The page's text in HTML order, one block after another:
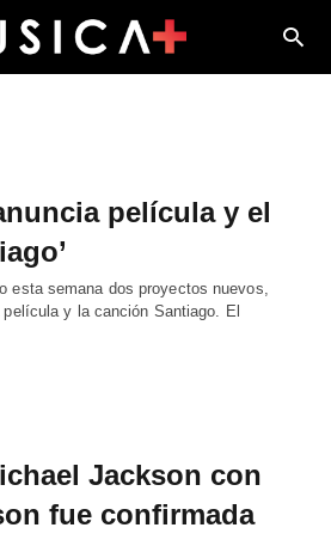
película y el
esta semana dos proyectos nuevos,
y la canción Santiago. El
Jackson con
fue confirmada